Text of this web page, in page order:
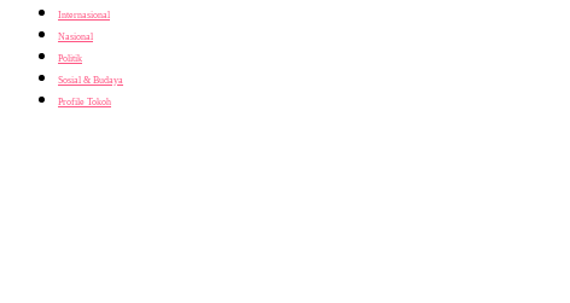
Internasional
Nasional
Politik
Sosial & Budaya
Profile Tokoh